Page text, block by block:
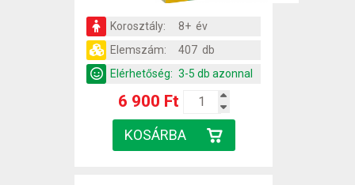
Korosztály:
8+ év
Elemszám:
407 db
Elérhetőség: 3-5 db azonnal
6 900 Ft